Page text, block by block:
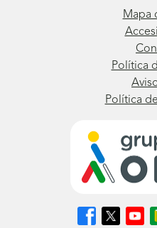
Mapa
Política
Política
SíguenosSíguenos